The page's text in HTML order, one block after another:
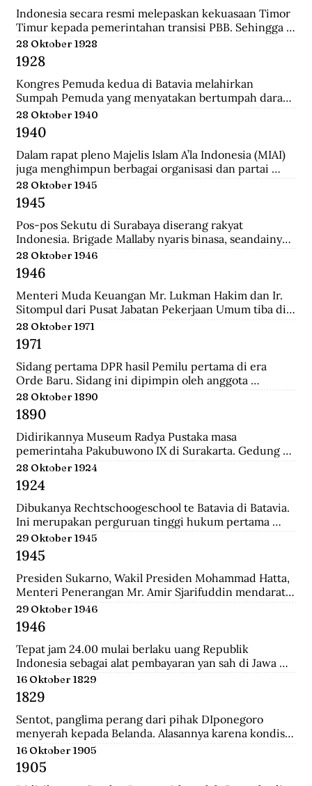
Indonesia secara resmi melepaskan kekuasaan Timor
Timur kepada pemerintahan transisi PBB. Sehingga
kini wilayah tersebut bukan lagi bagian dari provinsi
Indonesia.
28 Oktober 1928
1928
Kongres Pemuda kedua di Batavia melahirkan
Sumpah Pemuda yang menyatakan bertumpah darah
satu tanah air Indonesia, berbangsa satu bangsa
Indonesia, dan menjunjung bahasa persatuan bahasa
Indonesia.
28 Oktober 1940
1940
Dalam rapat pleno Majelis Islam A’la Indonesia (MIAI)
juga menghimpun berbagai organisasi dan partai
Islam untuk mengajukan mosi kepada pemerintah.
Gabungan Politik Indonesia (GAPI) menyatakan
dukungannya atas langkah-langkah MIAI. Pemerintah
akhirnya memperhatikan tuntutan MIAI dan GAPI.
28 Oktober 1945
1945
Pos-pos Sekutu di Surabaya diserang rakyat
Indonesia. Brigade Mallaby nyaris binasa, seandainya
pemimpin-pemimpin Indonesia tidak segera
memerintahkan penghentian tembak-menembak.
28 Oktober 1946
1946
Menteri Muda Keuangan Mr. Lukman Hakim dan Ir.
Sitompul dari Pusat Jabatan Pekerjaan Umum tiba di
Medan dengan pesawat Sekutu dari Palembang. Di
lapangan tembak mereka disambut oleh Mr. Mohd.
Jusuf.
28 Oktober 1971
1971
Sidang pertama DPR hasil Pemilu pertama di era
Orde Baru. Sidang ini dipimpin oleh anggota
parlemen tertua dibantu anggota parlemen termuda,
yaitu K.H. Bisri Sjamsuri (84 tahun) dari Partai NU dan
Anak Agung Oka Mahendra (25 tahun) dari Golkar.
28 Oktober 1890
1890
Didirikannya Museum Radya Pustaka masa
pemerintaha Pakubuwono IX di Surakarta. Gedung
ini merupakan rumah kediaman seorang warga
Belanda bernama Johannes Busselaar yang berisikan
koleksi wayang kulit, buku kuno, dan arca.
28 Oktober 1924
1924
Dibukanya Rechtschoogeschool te Batavia di Batavia.
Ini merupakan perguruan tinggi hukum pertama
yang didirikan oleh Gubernur Jenderal J.B van heutsz.
Saat ini menjadi Fakultas Hukum Universitas
Indonesia.
29 Oktober 1945
1945
Presiden Sukarno, Wakil Presiden Mohammad Hatta,
Menteri Penerangan Mr. Amir Sjarifuddin mendarat
di Surabaya atas permintaan Sekutu. Mereka disertai
beberapa perwira Inggris dan wartawan-wartawan
luar negeri.
29 Oktober 1946
1946
Tepat jam 24.00 mulai berlaku uang Republik
Indonesia sebagai alat pembayaran yan sah di Jawa
dan Madura. Dengan demikian uang yang berlalu
sebelumnya tidak lagi berlaku.
16 Oktober 1829
1829
Sentot, panglima perang dari pihak DIponegoro
menyerah kepada Belanda. Alasannya karena kondisi
perekonomian yang memburuk akibat perang yang
tak kunung usai.
16 Oktober 1905
1905